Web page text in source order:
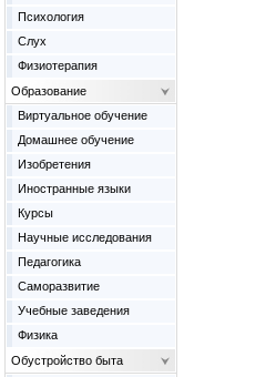
Психология
Слух
Физиотерапия
Образование
Виртуальное обучение
Домашнее обучение
Изобретения
Иностранные языки
Курсы
Научные исследования
Педагогика
Саморазвитие
Учебные заведения
Физика
Обустройство быта